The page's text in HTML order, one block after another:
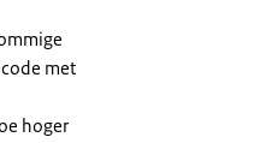
met
hoger